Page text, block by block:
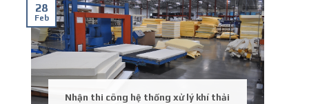
Nhận thi công hệ thống xử lý khí thải
28
Feb